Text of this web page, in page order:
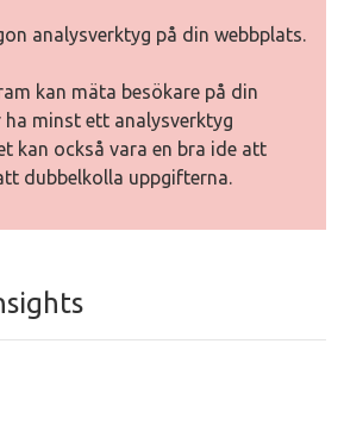
analysverktyg på din webbplats.
kan mäta besökare på din
ha minst ett analysverktyg
kan också vara en bra ide att
dubbelkolla uppgifterna.